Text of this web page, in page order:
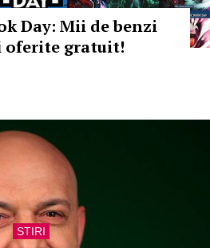
Day: Mii de benzi
oferite gratuit!
STIRI